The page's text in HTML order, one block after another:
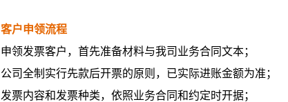
客户申领流程
申领发票客户，首先准备材料与我司业务合同文本；
公司全制实行先款后开票的原则，已实际进账金额为准；
发票内容和发票种类，依照业务合同和约定时开据；